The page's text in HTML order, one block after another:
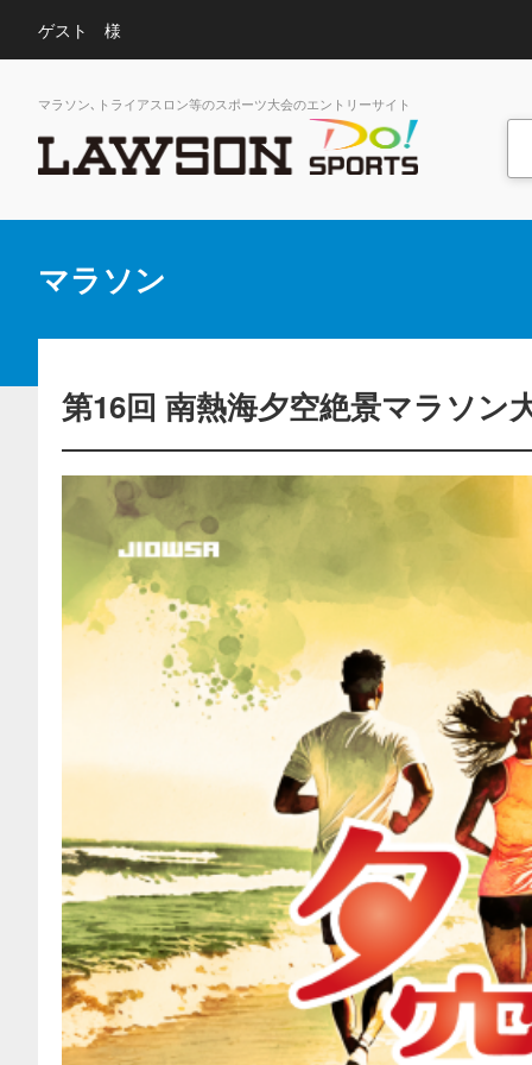
ゲスト 様
マラソン､トライアスロン等のスポーツ大会のエントリーサイト
マラソン
第16回 南熱海夕空絶景マラソン